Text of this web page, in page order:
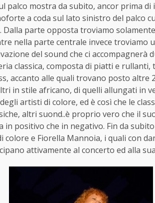
palco mostra da subito, ancor prima di
a coda sul lato sinistro del palco
parte opposta troviamo
nella parte centrale invece troviamo
del sound che ci accompagnerà
classica, composta di piatti e rullanti,
accanto alle quali trovano posto altre
in stile africano, di quelli allungati in
artisti di colore, ed è così che le
altri suond..è proprio vero che il
positivo che in negativo. Fin da
e Fiorella Mannoia, i quali con
attivamente al concerto ed alla